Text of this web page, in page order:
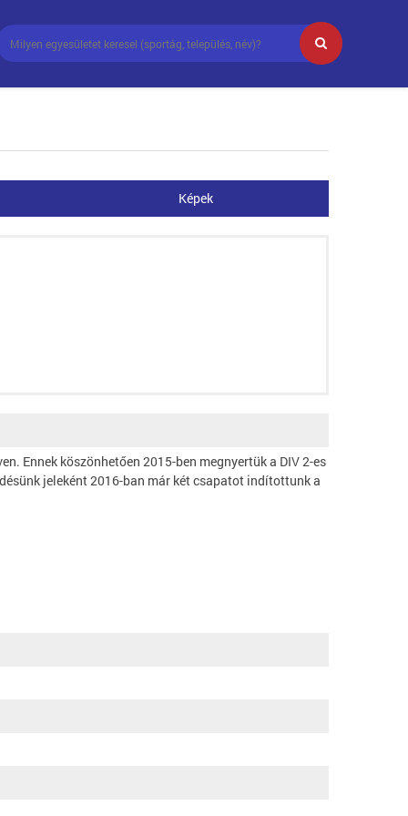
Képek
Ennek köszönhetően 2015-ben megnyertük a DIV 2-es
jeleként 2016-ban már két csapatot indítottunk a